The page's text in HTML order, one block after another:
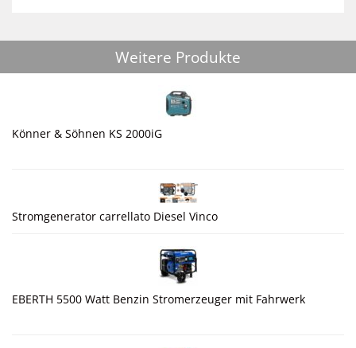
Weitere Produkte
Könner & Söhnen KS 2000iG
Stromgenerator carrellato Diesel Vinco
EBERTH 5500 Watt Benzin Stromerzeuger mit Fahrwerk